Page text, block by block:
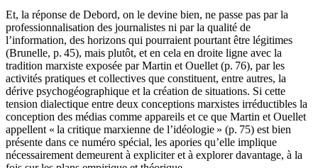
Et, la réponse de Debord, on le devine bien, ne passe pas par la
professionnalisation des journalistes ni par la qualité de
l’information, des horizons qui pourraient pourtant être légitimes
(Brunelle, p. 45), mais plutôt, et en cela en droite ligne avec la
tradition marxiste exposée par Martin et Ouellet (p. 76), par les
activités pratiques et collectives que constituent, entre autres, la
dérive psychogéographique et la création de situations. Si cette
tension dialectique entre deux conceptions marxistes irréductibles la
conception des médias comme appareils et ce que Martin et Ouellet
appellent « la critique marxienne de l’idéologie » (p. 75) est bien
présente dans ce numéro spécial, les apories qu’elle implique
nécessairement demeurent à expliciter et à explorer davantage, à la